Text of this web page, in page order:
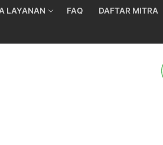
LAYANAN FAQ DAFTAR MITRA